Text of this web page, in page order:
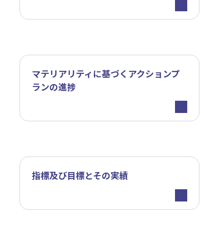
マテリアリティに基づくアクションプ
ランの進捗
指標及び目標とその実績